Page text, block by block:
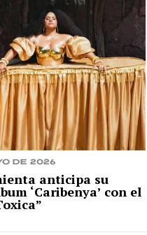
de 2026
anticipa su
‘Caribenya’ con el